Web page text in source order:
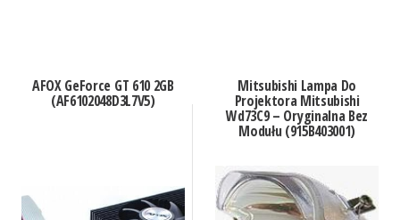
AFOX GeForce GT 610 2GB
(AF6102048D3L7V5)
Mitsubishi Lampa Do
Projektora Mitsubishi
Wd73C9 – Oryginalna Bez
Modułu (915B403001)